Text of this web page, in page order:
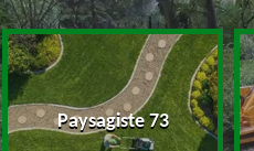
Paysagiste 73